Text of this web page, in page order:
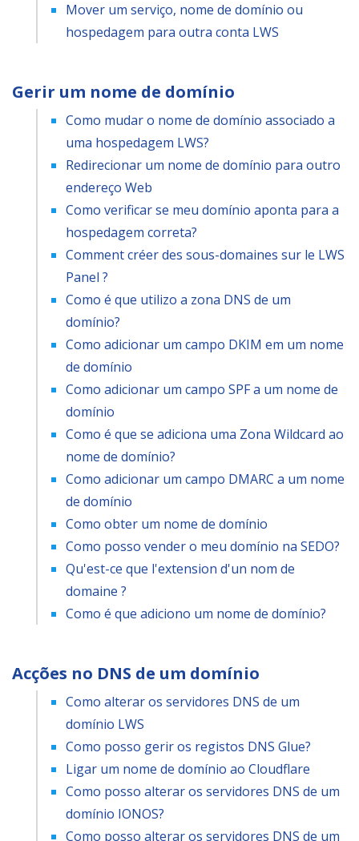
Mover um serviço, nome de domínio ou
hospedagem para outra conta LWS
Gerir um nome de domínio
Como mudar o nome de domínio associado a
uma hospedagem LWS?
Redirecionar um nome de domínio para outro
endereço Web
Como verificar se meu domínio aponta para a
hospedagem correta?
Comment créer des sous-domaines sur le LWS
Panel ?
Como é que utilizo a zona DNS de um
domínio?
Como adicionar um campo DKIM em um nome
de domínio
Como adicionar um campo SPF a um nome de
domínio
Como é que se adiciona uma Zona Wildcard ao
nome de domínio?
Como adicionar um campo DMARC a um nome
de domínio
Como obter um nome de domínio
Como posso vender o meu domínio na SEDO?
Qu'est-ce que l'extension d'un nom de
domaine ?
Como é que adiciono um nome de domínio?
Acções no DNS de um domínio
Como alterar os servidores DNS de um
domínio LWS
Como posso gerir os registos DNS Glue?
Ligar um nome de domínio ao Cloudflare
Como posso alterar os servidores DNS de um
domínio IONOS?
Como posso alterar os servidores DNS de um